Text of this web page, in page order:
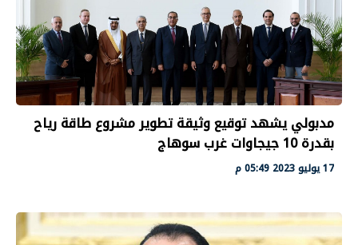
مدبولي يشهد توقيع وثيقة تطوير مشروع طاقة رياح
بقدرة 10 جيجاوات غرب سوهاج
17 يوليو 2023 05:49 م